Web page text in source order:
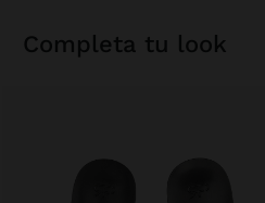
completa tu look